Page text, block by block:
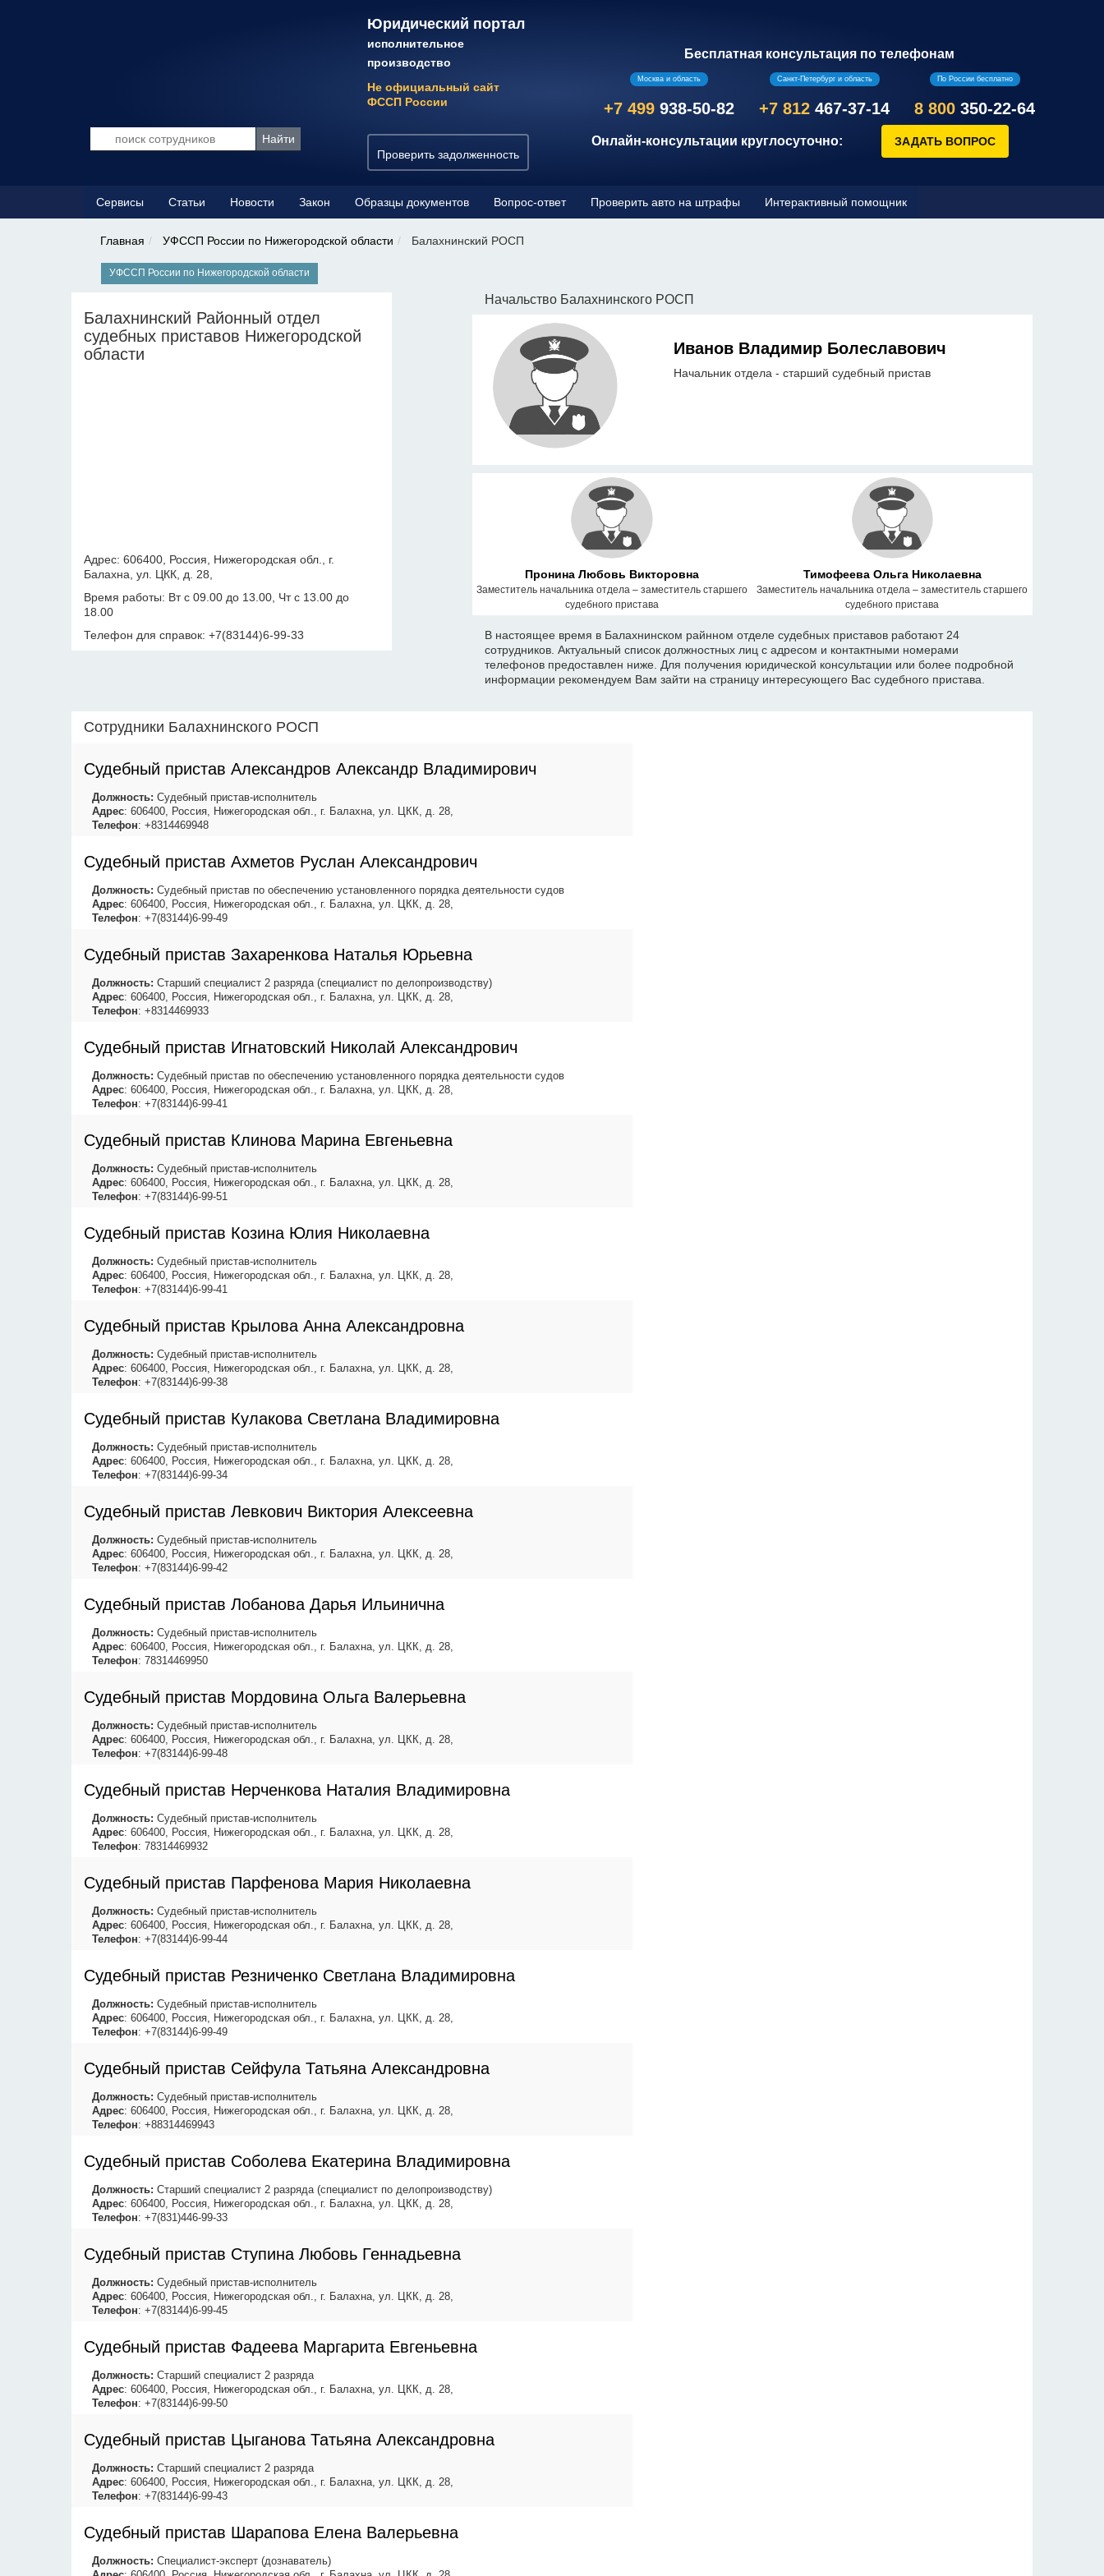
Юридический портал
исполнительное
производство
Не официальный сайт
ФССП России
Проверить задолженность
Бесплатная консультация по телефонам
Москва и область
+7 499 938-50-82
Санкт-Петербург и область
+7 812 467-37-14
По России бесплатно
8 800 350-22-64
Онлайн-консультации круглосуточно:
Сервисы Статьи Новости Закон Образцы документов Вопрос-ответ Проверить авто на штрафы Интерактивный помощник
Главная УФССП России по Нижегородской области Балахнинский РОСП
УФССП России по Нижегородской области
Балахнинский Районный отдел
судебных приставов Нижегородской
области
Адрес: 606400, Россия, Нижегородская обл., г.
Балахна, ул. ЦКК, д. 28,
Время работы: Вт с 09.00 до 13.00, Чт с 13.00 до
18.00
Телефон для справок: +7(83144)6-99-33
Начальство Балахнинского РОСП
Иванов Владимир Болеславович
Начальник отдела - старший судебный пристав
Пронина Любовь Викторовна
Заместитель начальника отдела – заместитель старшего
судебного пристава
Тимофеева Ольга Николаевна
Заместитель начальника отдела – заместитель старшего
судебного пристава
В настоящее время в Балахнинском райнном отделе судебных приставов работают 24
сотрудников. Актуальный список должностных лиц с адресом и контактными номерами
телефонов предоставлен ниже. Для получения юридической консультации или более подробной
информации рекомендуем Вам зайти на страницу интересующего Вас судебного пристава.
Сотрудники Балахнинского РОСП
Судебный пристав Александров Александр Владимирович
Должность: Судебный пристав-исполнитель
Адрес: 606400, Россия, Нижегородская обл., г. Балахна, ул. ЦКК, д. 28,
Телефон: +8314469948
Судебный пристав Ахметов Руслан Александрович
Должность: Судебный пристав по обеспечению установленного порядка деятельности судов
Адрес: 606400, Россия, Нижегородская обл., г. Балахна, ул. ЦКК, д. 28,
Телефон: +7(83144)6-99-49
Судебный пристав Захаренкова Наталья Юрьевна
Должность: Старший специалист 2 разряда (специалист по делопроизводству)
Адрес: 606400, Россия, Нижегородская обл., г. Балахна, ул. ЦКК, д. 28,
Телефон: +8314469933
Судебный пристав Игнатовский Николай Александрович
Должность: Судебный пристав по обеспечению установленного порядка деятельности судов
Адрес: 606400, Россия, Нижегородская обл., г. Балахна, ул. ЦКК, д. 28,
Телефон: +7(83144)6-99-41
Судебный пристав Клинова Марина Евгеньевна
Должность: Судебный пристав-исполнитель
Адрес: 606400, Россия, Нижегородская обл., г. Балахна, ул. ЦКК, д. 28,
Телефон: +7(83144)6-99-51
Судебный пристав Козина Юлия Николаевна
Должность: Судебный пристав-исполнитель
Адрес: 606400, Россия, Нижегородская обл., г. Балахна, ул. ЦКК, д. 28,
Телефон: +7(83144)6-99-41
Судебный пристав Крылова Анна Александровна
Должность: Судебный пристав-исполнитель
Адрес: 606400, Россия, Нижегородская обл., г. Балахна, ул. ЦКК, д. 28,
Телефон: +7(83144)6-99-38
Судебный пристав Кулакова Светлана Владимировна
Должность: Судебный пристав-исполнитель
Адрес: 606400, Россия, Нижегородская обл., г. Балахна, ул. ЦКК, д. 28,
Телефон: +7(83144)6-99-34
Судебный пристав Левкович Виктория Алексеевна
Должность: Судебный пристав-исполнитель
Адрес: 606400, Россия, Нижегородская обл., г. Балахна, ул. ЦКК, д. 28,
Телефон: +7(83144)6-99-42
Судебный пристав Лобанова Дарья Ильинична
Должность: Судебный пристав-исполнитель
Адрес: 606400, Россия, Нижегородская обл., г. Балахна, ул. ЦКК, д. 28,
Телефон: 78314469950
Судебный пристав Мордовина Ольга Валерьевна
Должность: Судебный пристав-исполнитель
Адрес: 606400, Россия, Нижегородская обл., г. Балахна, ул. ЦКК, д. 28,
Телефон: +7(83144)6-99-48
Судебный пристав Нерченкова Наталия Владимировна
Должность: Судебный пристав-исполнитель
Адрес: 606400, Россия, Нижегородская обл., г. Балахна, ул. ЦКК, д. 28,
Телефон: 78314469932
Судебный пристав Парфенова Мария Николаевна
Должность: Судебный пристав-исполнитель
Адрес: 606400, Россия, Нижегородская обл., г. Балахна, ул. ЦКК, д. 28,
Телефон: +7(83144)6-99-44
Судебный пристав Резниченко Светлана Владимировна
Должность: Судебный пристав-исполнитель
Адрес: 606400, Россия, Нижегородская обл., г. Балахна, ул. ЦКК, д. 28,
Телефон: +7(83144)6-99-49
Судебный пристав Сейфула Татьяна Александровна
Должность: Судебный пристав-исполнитель
Адрес: 606400, Россия, Нижегородская обл., г. Балахна, ул. ЦКК, д. 28,
Телефон: +88314469943
Судебный пристав Соболева Екатерина Владимировна
Должность: Старший специалист 2 разряда (специалист по делопроизводству)
Адрес: 606400, Россия, Нижегородская обл., г. Балахна, ул. ЦКК, д. 28,
Телефон: +7(831)446-99-33
Судебный пристав Ступина Любовь Геннадьевна
Должность: Судебный пристав-исполнитель
Адрес: 606400, Россия, Нижегородская обл., г. Балахна, ул. ЦКК, д. 28,
Телефон: +7(83144)6-99-45
Судебный пристав Фадеева Маргарита Евгеньевна
Должность: Старший специалист 2 разряда
Адрес: 606400, Россия, Нижегородская обл., г. Балахна, ул. ЦКК, д. 28,
Телефон: +7(83144)6-99-50
Судебный пристав Цыганова Татьяна Александровна
Должность: Старший специалист 2 разряда
Адрес: 606400, Россия, Нижегородская обл., г. Балахна, ул. ЦКК, д. 28,
Телефон: +7(83144)6-99-43
Судебный пристав Шарапова Елена Валерьевна
Должность: Специалист-эксперт (дознаватель)